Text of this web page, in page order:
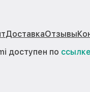
ДоставкаОтзывы
доступен по